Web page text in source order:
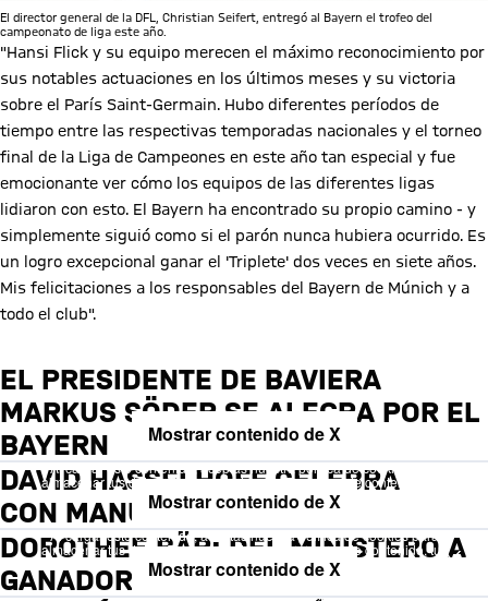
El director general de la DFL, Christian Seifert, entregó al Bayern el trofeo del
campeonato de liga este año.
"Hansi Flick y su equipo merecen el máximo reconocimiento por
sus notables actuaciones en los últimos meses y su victoria
sobre el París Saint-Germain. Hubo diferentes períodos de
tiempo entre las respectivas temporadas nacionales y el torneo
final de la Liga de Campeones en este año tan especial y fue
emocionante ver cómo los equipos de las diferentes ligas
lidiaron con esto. El Bayern ha encontrado su propio camino - y
simplemente siguió como si el parón nunca hubiera ocurrido. Es
un logro excepcional ganar el 'Triplete' dos veces en siete años.
Mis felicitaciones a los responsables del Bayern de Múnich y a
todo el club".
EL PRESIDENTE DE BAVIERA
MARKUS SÖDER SE ALEGRA POR EL
BAYERN
Mostrar contenido de X
Al cargar este contenido, aceptas nuestra política de cookies para
almacenar tus datos. Ten en cuenta que al cargar este contenido, tus
datos serán compartidos con el proveedor de esta red social.
DAVID HASSELHOFF CELEBRA
CON MANUEL NEUER
Mostrar contenido de X
Al cargar este contenido, aceptas nuestra política de cookies para
almacenar tus datos. Ten en cuenta que al cargar este contenido, tus
datos serán compartidos con el proveedor de esta red social.
DOROTHEE BÄR: DEL MINISTERO A
GANADORA DE LA CL
Mostrar contenido de X